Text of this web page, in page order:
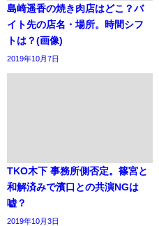
島崎遥香の焼き肉店はどこ？バ
イト先の店名・場所。時間シフ
トは？(画像)
2019年10月7日
TKO木下 事務所側否定。篠宮と
和解済みで濱口との共演NGは
嘘？
2019年10月3日